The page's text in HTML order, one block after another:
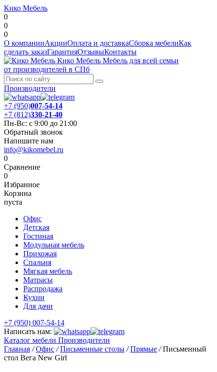
Кико Мебель
0
0
0
О компанииАкцииОплата и доставкаСборка мебелиКак
сделать заказГарантияОтзывыКонтакты
Кико Мебель Мебель для всей семьи
от производителей в СПб
Производители
+7 (950)007-54-14
+7 (812)330-21-40
Пн-Вс: с 9:00 до 21:00
Обратный звонок
Напишите нам
info@kikomebel.ru
0
Сравнение
0
Избранное
Корзина
пуста
Офис
Детская
Гостиная
Модульная мебель
Прихожая
Спальня
Мягкая мебель
Матрасы
Распродажа
Кухни
Для дачи
+7 (950) 007-54-14
Написать нам:
Каталог мебели Производители
Главная / Офис / Письменные столы / Прямые / Письменный
стол Вега New Girl